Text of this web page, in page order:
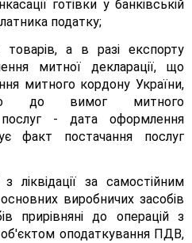
готівки у банківській
податку;
а в разі експорту
митної декларації, що
митного кордону України,
до вимог митного
- дата оформлення
факт постачання послуг
ліквідації за самостійним
виробничих засобів
прирівняні до операцій з
об'єктом оподаткування ПДВ,